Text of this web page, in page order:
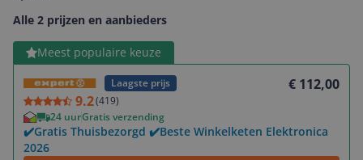
Alle 2 prijzen en aanbieders
Meest populaire keuze
Laagste prijs
9.2(419)
€ 112,00
24 uurGratis verzending
✔️Gratis Thuisbezorgd ✔️Beste Winkelketen Elektronica
2026
Bekijk product